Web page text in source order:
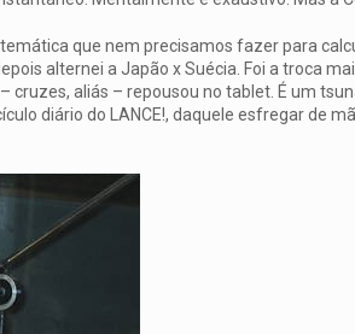
que nem precisamos fazer para
alternei a Japão x Suécia. Foi a troca
cruzes, aliás – repousou no tablet. É um
diário do LANCE!, daquele esfregar de